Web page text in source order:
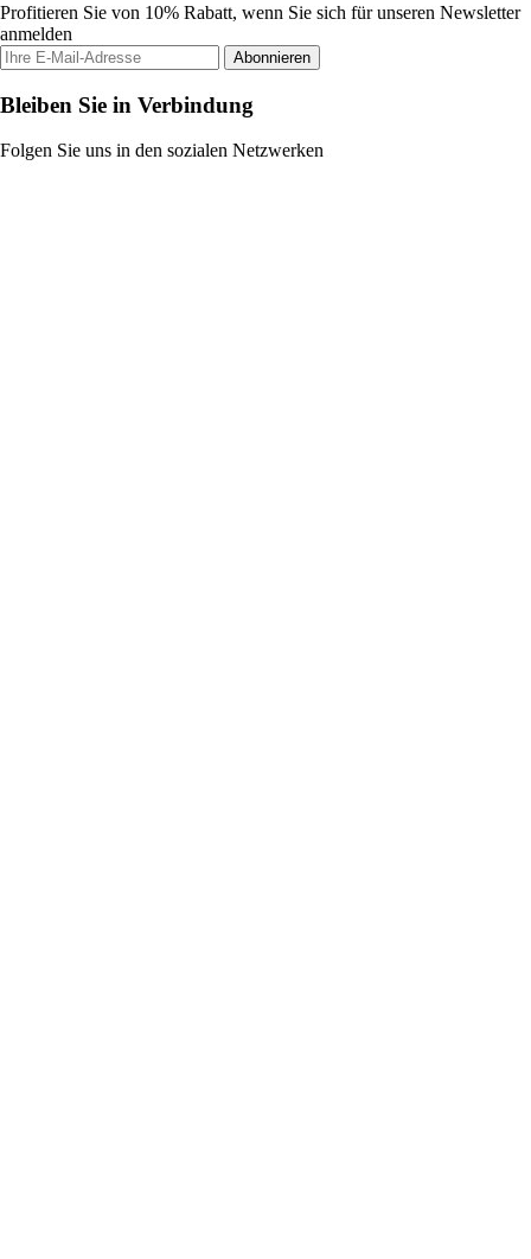
Profitieren Sie von 10% Rabatt, wenn Sie sich für unseren Newsletter
anmelden
Abonnieren
Bleiben Sie in Verbindung
Folgen Sie uns in den sozialen Netzwerken